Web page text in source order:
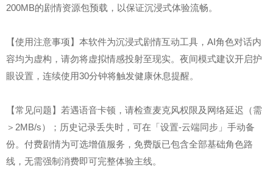
200MB的剧情资源包预载，以保证沉浸式体验流畅。
【使用注意事项】本软件为沉浸式剧情互动工具，AI角色对话内
容均为虚构，请勿将虚拟情感投射至现实。夜间模式建议开启护
眼设置，连续使用30分钟将触发健康休息提醒。
【常见问题】若遇语音卡顿，请检查麦克风权限及网络延迟（需
＞2MB/s）；历史记录丢失时，可在「设置-云端同步」手动备
份。付费剧情为可选增值服务，免费版已包含全部基础角色路
线，无需强制消费即可完整体验主线。